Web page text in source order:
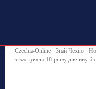
Czechia-Online Знай Чехію
зґвалтували 18-річну дівчину й